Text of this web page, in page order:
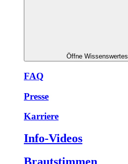
Öffne Wissenswertes
FAQ
Presse
Karriere
Info-Videos